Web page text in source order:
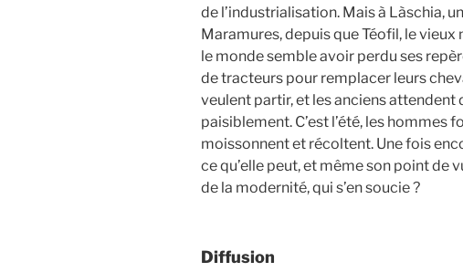
de l’industrialisation. Mais à Làschia,
Maramures, depuis que Téofil, le
le monde semble avoir perdu ses
de tracteurs pour remplacer leurs
veulent partir, et les anciens attendent
paisiblement. C’est l’été, les hommes
moissonnent et récoltent. Une fois
ce qu’elle peut, et même son point de
de la modernité, qui s’en soucie ?
Diffusion